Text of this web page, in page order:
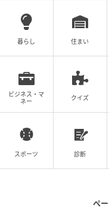
暮らし 住まい
ビジネス・マ
ネー
クイズ
スポーツ 診断
ペ